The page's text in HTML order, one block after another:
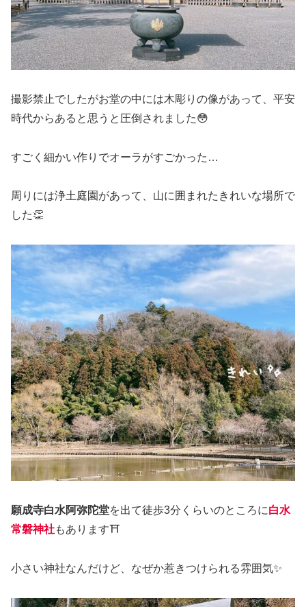
撮影禁止でしたがお堂の中には木彫りの像があって、平安
時代からあると思うと圧倒されました😳
すごく細かい作りでオーラがすごかった…
周りには浄土庭園があって、山に囲まれたきれいな場所で
した👏
願成寺白水阿弥陀堂を出て徒歩3分くらいのところに白水
常磐神社もあります⛩️
小さい神社なんだけど、なぜか惹きつけられる雰囲気✨